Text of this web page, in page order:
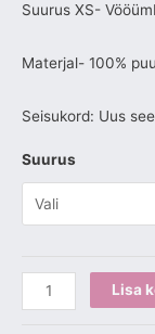
Suurus XS-
Materjal- 100%
Seisukord: Uus
Suurus
Lisa